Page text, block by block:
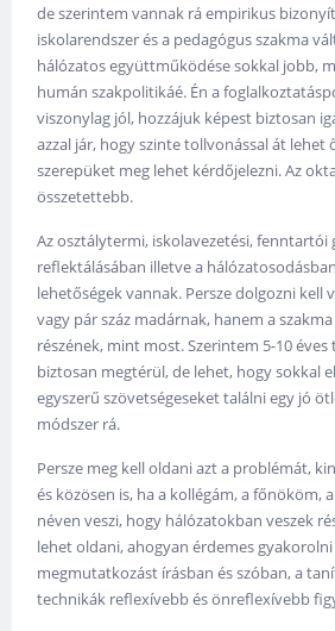
de szerintem vannak rá empirikus
iskolarendszer és a pedagógus szakma
hálózatos együttműködése sokkal jobb,
humán szakpolitikáé. Én a
viszonylag jól, hozzájuk képest biztosan
azzal jár, hogy szinte tollvonással át lehet
szerepüket meg lehet kérdőjelezni. Az
összetettebb.
Az osztálytermi, iskolavezetési, fenntartói
reflektálásában illetve a
lehetőségek vannak. Persze dolgozni kell
vagy pár száz madárnak, hanem a
részének, mint most. Szerintem 5-10
biztosan megtérül, de lehet, hogy sokkal
egyszerű szövetségeseket találni egy jó
módszer rá.
Persze meg kell oldani azt a problémát,
és közösen is, ha a kollégám, a főnököm,
néven veszi, hogy hálózatokban veszek
lehet oldani, ahogyan érdemes
megmutatkozást írásban és szóban, a
technikák reflexívebb és önreflexívebb